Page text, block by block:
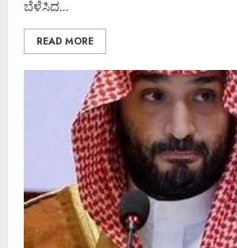
ಬೆಳೆಸಿದ...
READ MORE